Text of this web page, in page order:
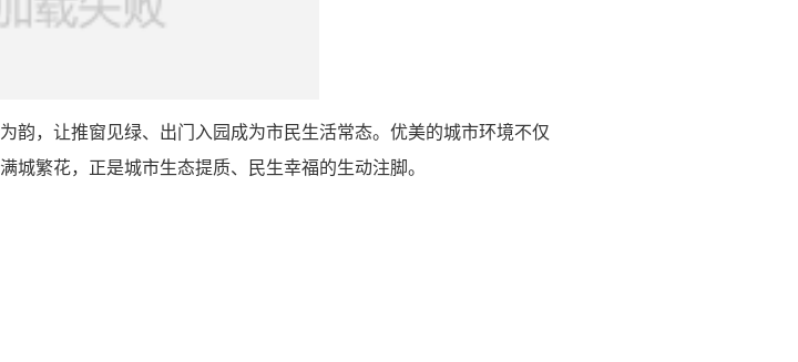
韵，让推窗见绿、出门入园成为市民生活常态。优美的城市环境不仅
繁花，正是城市生态提质、民生幸福的生动注脚。